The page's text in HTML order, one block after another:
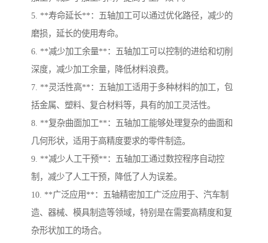
5. **寿命延长**：五轴加工可以通过优化路径，减少的
磨损，延长的使用寿命。
6. **减少加工余量**：五轴加工可以控制的进给和切削
深度，减少加工余量，降低材料浪费。
7. **灵活性高**：五轴加工适用于多种材料的加工，包
括金属、塑料、复合材料等，具有的加工灵活性。
8. **复杂曲面加工**：五轴加工能够处理复杂的曲面和
几何形状，适用于高精度要求的零件制造。
9. **减少人工干预**：五轴加工通过数控程序自动控
制，减少了人工干预，降低了人为误差。
10. **广泛应用**：五轴精密加工广泛应用于、汽车制
造、器械、模具制造等领域，特别是在需要高精度和复
杂形状加工的场合。